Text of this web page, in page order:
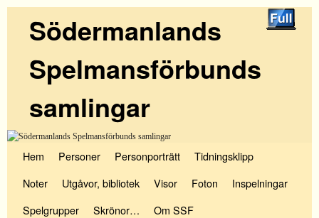
Södermanlands
Spelmansförbunds
samlingar
Hem Personer Personporträtt
Tidningsklipp
Noter
Utgåvor, bibliotek Visor Foton
Inspelningar
Spelgrupper
Skrönor… Om SSF